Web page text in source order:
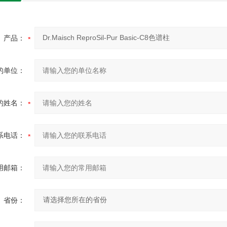
产品：
单位：
姓名：
电话：
邮箱：
省份：